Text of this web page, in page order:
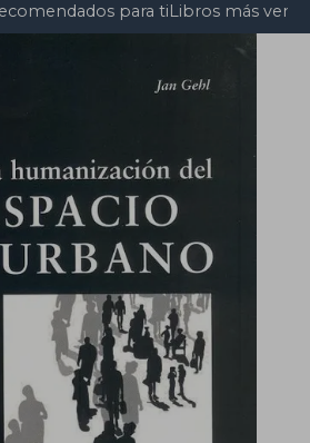
para tiLibros más